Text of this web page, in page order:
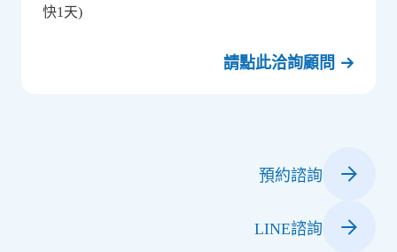
快1天)
請點此洽詢顧問 →
預約諮詢
LINE諮詢